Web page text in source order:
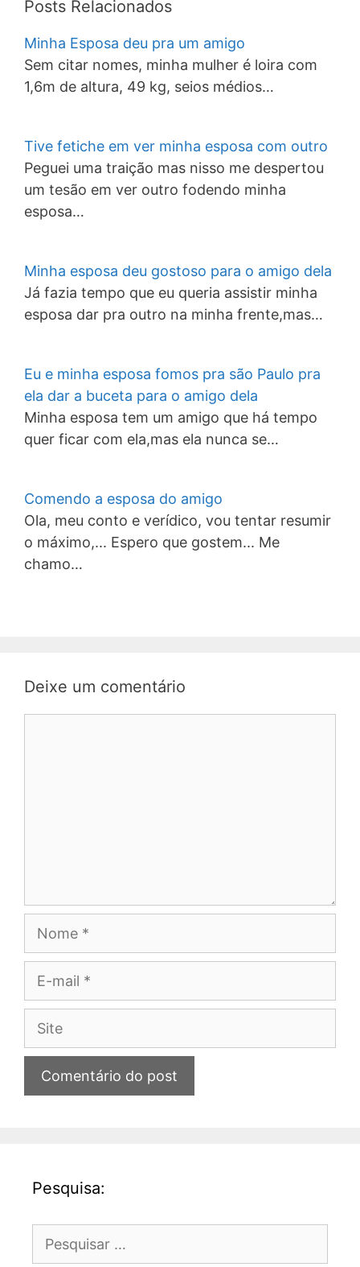
Posts Relacionados
Minha Esposa deu pra um amigo
Sem citar nomes, minha mulher é loira com
1,6m de altura, 49 kg, seios médios…
Tive fetiche em ver minha esposa com outro
Peguei uma traição mas nisso me despertou
um tesão em ver outro fodendo minha
esposa…
Minha esposa deu gostoso para o amigo dela
Já fazia tempo que eu queria assistir minha
esposa dar pra outro na minha frente,mas…
Eu e minha esposa fomos pra são Paulo pra
ela dar a buceta para o amigo dela
Minha esposa tem um amigo que há tempo
quer ficar com ela,mas ela nunca se…
Comendo a esposa do amigo
Ola, meu conto e verídico, vou tentar resumir
o máximo,... Espero que gostem... Me
chamo…
Deixe um comentário
Site
Pesquisa:
por: